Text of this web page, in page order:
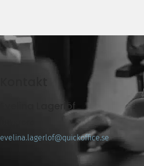
Evelina Lagerlöf
evelina.lagerlof@quickoffice.se